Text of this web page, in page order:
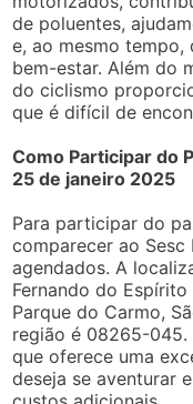
de poluentes,
e, ao mesmo
bem-estar. Além do
do ciclismo
que é difícil de
Como Participar do
25 de janeiro 2025
Para participar do
comparecer ao
agendados. A
Fernando do
Parque do Carmo,
região é 08265-
que oferece uma
deseja se aventurar